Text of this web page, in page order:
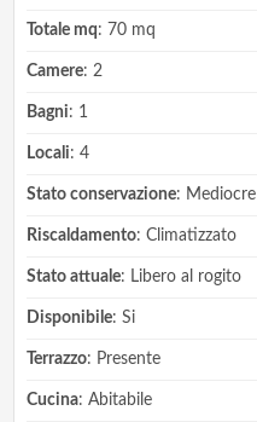
Totale mq: 70 mq
Camere: 2
Bagni: 1
Locali: 4
Stato conservazione: Mediocre
Riscaldamento: Climatizzato
Stato attuale: Libero al rogito
Disponibile: Si
Terrazzo: Presente
Cucina: Abitabile